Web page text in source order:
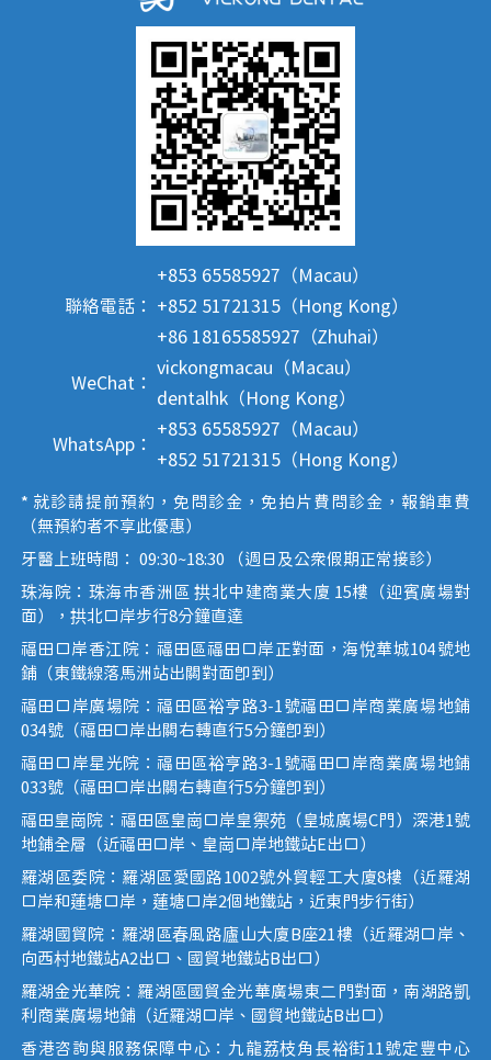
聯絡電話：
+853 65585927（Macau）
+852 51721315（Hong Kong）
+86 18165585927（Zhuhai）
WeChat：
vickongmacau（Macau）
dentalhk（Hong Kong）
WhatsApp：
+853 65585927（Macau）
+852 51721315（Hong Kong）
* 就診請提前預約，免問診金，免拍片費問診金，報銷車費
（無預約者不享此優惠）
牙醫上班時間： 09:30~18:30 （週日及公眾假期正常接診）
珠海院：珠海市香洲區 拱北中建商業大廈 15樓（迎賓廣場對
面），拱北口岸步行8分鐘直達
福田口岸香江院：福田區福田口岸正對面，海悅華城104號地
鋪（東鐵線落馬洲站出關對面即到）
福田口岸廣場院：福田區裕亨路3-1號福田口岸商業廣場地鋪
034號（福田口岸出關右轉直行5分鐘即到）
福田口岸星光院：福田區裕亨路3-1號福田口岸商業廣場地鋪
033號（福田口岸出關右轉直行5分鐘即到）
福田皇崗院：福田區皇崗口岸皇禦苑（皇城廣場C門）深港1號
地鋪全層（近福田口岸、皇崗口岸地鐵站E出口）
羅湖區委院：羅湖區愛國路1002號外貿輕工大廈8樓（近羅湖
口岸和蓮塘口岸，蓮塘口岸2個地鐵站，近東門步行街）
羅湖國貿院：羅湖區春風路廬山大廈B座21樓（近羅湖口岸、
向西村地鐵站A2出口、國貿地鐵站B出口）
羅湖金光華院：羅湖區國貿金光華廣場東二門對面，南湖路凱
利商業廣場地鋪（近羅湖口岸、國貿地鐵站B出口）
香港咨詢與服務保障中心：九龍荔枝角長裕街11號定豐中心